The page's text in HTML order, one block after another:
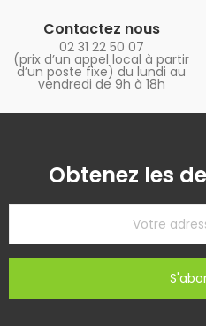
Contactez nous
02 31 22 50 07
(prix d’un appel local à partir
d’un poste fixe) du lundi au
vendredi de 9h à 18h
Obtenez les